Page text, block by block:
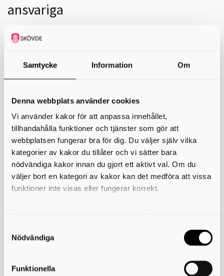
Samtycke Information Om
Denna webbplats använder cookies
Vi använder kakor för att anpassa innehållet,
tillhandahålla funktioner och tjänster som gör att
webbplatsen fungerar bra för dig. Du väljer själv vilka
kategorier av kakor du tillåter och vi sätter bara
nödvändiga kakor innan du gjort ett aktivt val. Om du
väljer bort en kategori av kakor kan det medföra att vissa
funktioner inte visas eller fungerar korrekt.
användning av kakor som du hittar längst ner på sidan
Nödvändiga
Funktionella
ansvariga
professionsnätverk med fokus kring olika ansvarsområden. I
nätverket ingår representanter inom ansvarområdet från
från skolcheferna. Professionsnätverket arbetar utifrån en
samverkan kring de prioriterade områdena,
ompetensförsörjnin
Utöver dessa är Utbildning Skaraborg verksamma och samverkar i ett
stort antal frågor inom utbildningsområdet.
Nätverkets uppdragsbeskrivning, minnesanteckningar och
deltagarlista finns att hitta på denna sida.
Skriv ut